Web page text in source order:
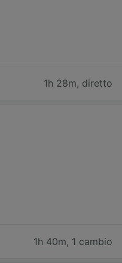
1h 28m, diretto
1h 40m, 1 cambio